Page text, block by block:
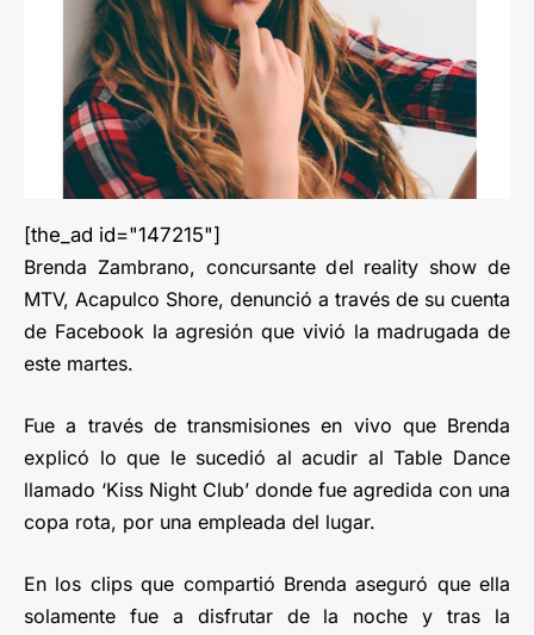
[the_ad id="147215"]
Brenda Zambrano, concursante del reality show de
MTV, Acapulco Shore, denunció a través de su cuenta
de Facebook la agresión que vivió la madrugada de
este martes.
Fue a través de transmisiones en vivo que Brenda
explicó lo que le sucedió al acudir al Table Dance
llamado ‘Kiss Night Club’ donde fue agredida con una
copa rota, por una empleada del lugar.
En los clips que compartió Brenda aseguró que ella
solamente fue a disfrutar de la noche y tras la